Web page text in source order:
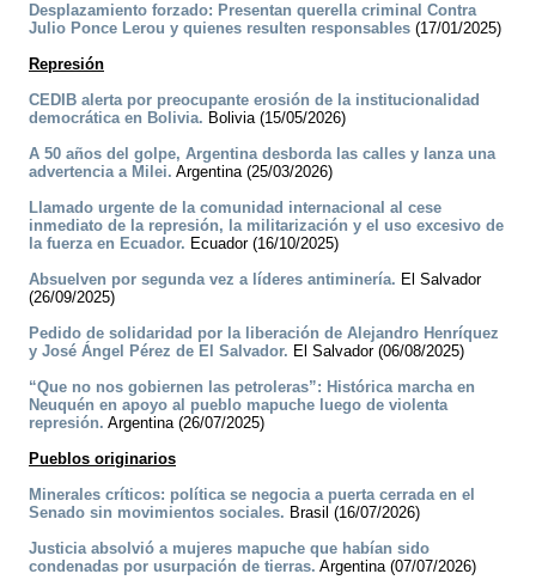
Desplazamiento forzado: Presentan querella criminal Contra
Julio Ponce Lerou y quienes resulten responsables (17/01/2025)
Represión
CEDIB alerta por preocupante erosión de la institucionalidad
democrática en Bolivia. Bolivia (15/05/2026)
A 50 años del golpe, Argentina desborda las calles y lanza una
advertencia a Milei. Argentina (25/03/2026)
Llamado urgente de la comunidad internacional al cese
inmediato de la represión, la militarización y el uso excesivo de
la fuerza en Ecuador. Ecuador (16/10/2025)
Absuelven por segunda vez a líderes antiminería. El Salvador
(26/09/2025)
Pedido de solidaridad por la liberación de Alejandro Henríquez
y José Ángel Pérez de El Salvador. El Salvador (06/08/2025)
“Que no nos gobiernen las petroleras”: Histórica marcha en
Neuquén en apoyo al pueblo mapuche luego de violenta
represión. Argentina (26/07/2025)
Pueblos originarios
Minerales críticos: política se negocia a puerta cerrada en el
Senado sin movimientos sociales. Brasil (16/07/2026)
Justicia absolvió a mujeres mapuche que habían sido
condenadas por usurpación de tierras. Argentina (07/07/2026)